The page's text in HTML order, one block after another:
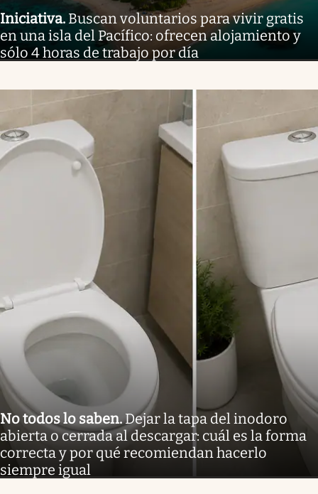
Iniciativa. Buscan voluntarios para vivir gratis
en una isla del Pacífico: ofrecen alojamiento y
sólo 4 horas de trabajo por día
No todos lo saben.Dejar la tapa del inodoro
abierta o cerrada al descargar: cuál es la forma
correcta y por qué recomiendan hacerlo
siempre igual